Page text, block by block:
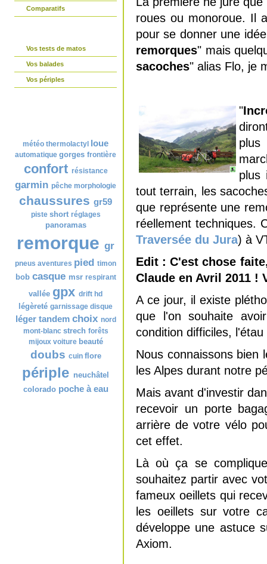
Comparatifs
Vos tests de matos
Vos balades
Vos périples
météo thermolactyl loue
automatique gorges frontière
confort résistance
garmin pêche morphologie
chaussures gr59
piste short réglages
panoramas
remorque gr
pneus aventures pied timon
bob casque msr respirant
vallée gpx drift hd
légèreté garnissage disque
léger tandem choix nord
mont-blanc strech forêts
mijoux voiture beauté
doubs cuin flore
périple neuchâtel
colorado poche à eau
roues ou monoroue. Il
pour se donner une
remorques" mais
sacoches" alias Flo, je
"
plus
plus
tout terrain, les
que représente une
réellement techniques.
Traversée du Jura) à
Edit : C'est chose
Claude en Avril 2011
A ce jour, il existe
que l'on souhaite
condition difficiles,
Nous connaissons bien
les Alpes durant notre
Mais avant d'investir
recevoir un porte
arrière de votre vélo
cet effet.
Là où ça se
souhaitez partir avec
fameux oeillets qui
les oeillets sur votre
développe une astuce
Axiom.